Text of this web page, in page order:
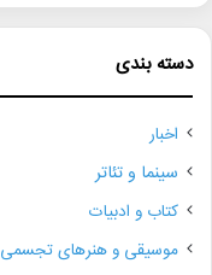
دسته بندی
اخبار
سینما و تئاتر
کتاب و ادبیات
موسیقی و هنرهای تجسمی